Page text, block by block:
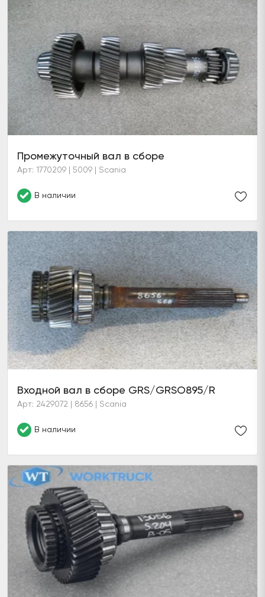
Промежуточный вал в сборе
Арт: 1770209 | 5009 | Scania
В наличии
Входной вал в сборе GRS/GRSO895/R
Арт: 2429072 | 8656 | Scania
В наличии